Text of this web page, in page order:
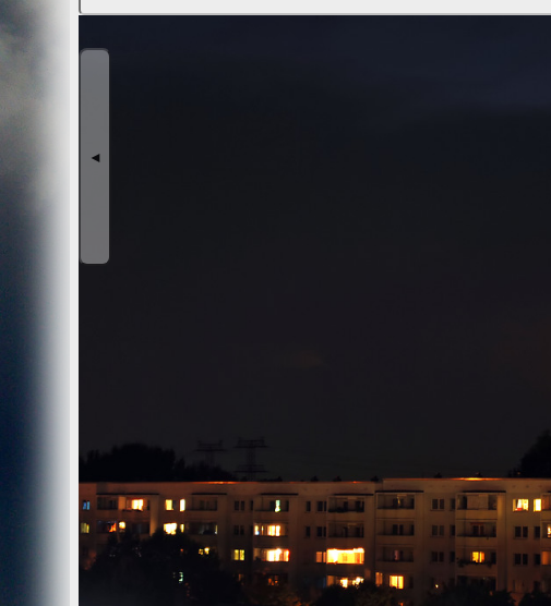
Datenschutzerklärung in regelmäßigen Abständen wieder
Definitionen der verwendeten Begriffe (z.B. “personenbezogene
Wir, der Websitebetreiber bzw. Seitenprovider, erheben
DSGVO und Log-Daten: Welche Daten wir von Deinen Website-
Der Websitebetreiber zeichnet die o. g. Daten selbst auf und
können und zur Qualitätssicherung um festzustellen, welche
Eine Reichweitenmessung in diesem Sinne erfolgt durch den
direkte Verbindung zu Besuchern ausgewertet.
Bei Cookies handelt es sich um kleine Dateien, welche auf Ihrem
Diese Website verwendet ausschließlich einen Cookie mit
identifiziert werden können. Andere Daten als die ID sind nicht
◄